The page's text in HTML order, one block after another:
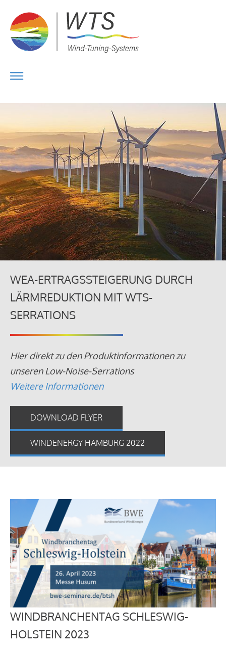
WEA-ERTRAGSSTEIGERUNG DURCH
LÄRMREDUKTION MIT WTS-
SERRATIONS
Hier direkt zu den Produktinformationen zu
unseren Low-Noise-Serrations
Weitere Informationen
DOWNLOAD FLYER
WINDENERGY HAMBURG 2022
WINDBRANCHENTAG SCHLESWIG-
HOLSTEIN 2023